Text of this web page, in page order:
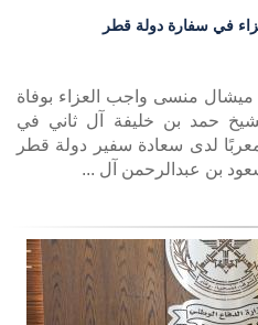
في سفارة دولة قطر
ميشال منسى واجب العزاء بوفاة
حمد بن خليفة آل ثاني في
لدى سعادة سفير دولة قطر
سعود بن عبدالرحمن آل ...